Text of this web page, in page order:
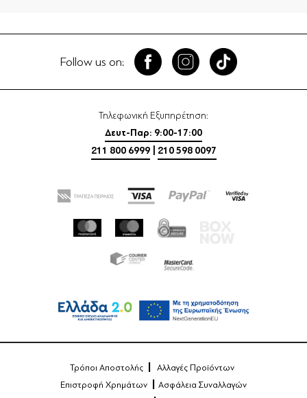
Follow us on:
Τηλεφωνική Εξυπηρέτηση:
Δευτ-Παρ: 9:00-17:00
211 800 6999
210 598 0097
Τρόποι Αποστολής
Αλλαγές Προϊόντων
Επιστροφή Χρημάτων
Ασφάλεια Συναλλαγών